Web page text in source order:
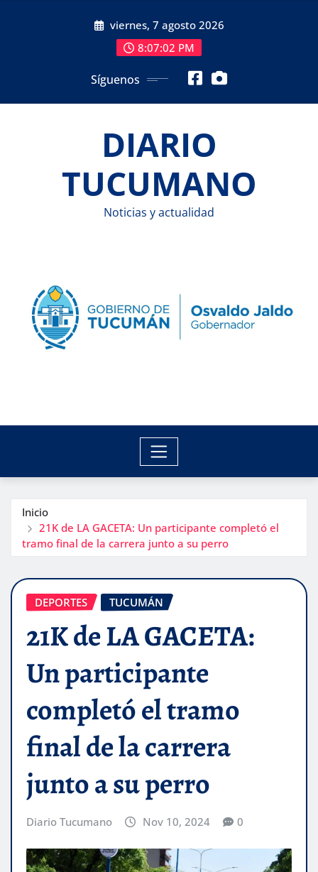
viernes, 7 agosto 2026
8:07:03 PM
Síguenos
DIARIO
TUCUMANO
Noticias y actualidad
Inicio
21K de LA GACETA: Un participante completó el
tramo final de la carrera junto a su perro
DEPORTES TUCUMÁN
21K de LA GACETA:
Un participante
completó el tramo
final de la carrera
junto a su perro
Diario Tucumano Nov 10, 2024 0